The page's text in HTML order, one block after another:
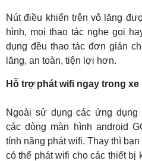
Nút điều khiển trên vô lăng
hình, mọi thao tác nghe gọi
dụng đều thao tác đơn giản
lăng, an toàn, tiện lợi hơn.
Hỗ trợ phát wifi ngay trong xe
Ngoài sử dụng các ứng dụng
các dòng màn hình android
tính năng phát wifi. Thay thì
có thể phát wifi cho các thiết bị